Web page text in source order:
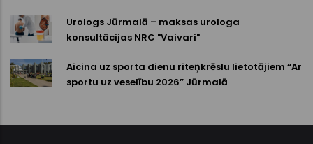
Urologs Jūrmalā – maksas urologa
konsultācijas NRC "Vaivari"
Aicina uz sporta dienu riteņkrēslu lietotājiem “Ar
sportu uz veselību 2026” Jūrmalā